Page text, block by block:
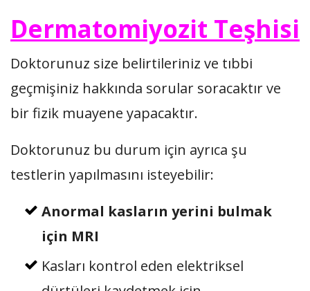
Dermatomiyozit Teşhisi
Doktorunuz size belirtileriniz ve tıbbi
geçmişiniz hakkında sorular soracaktır ve
bir fizik muayene yapacaktır.
Doktorunuz bu durum için ayrıca şu
testlerin yapılmasını isteyebilir:
Anormal kasların yerini bulmak
için MRI
Kasları kontrol eden elektriksel